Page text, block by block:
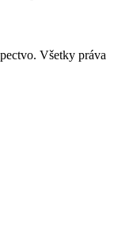
Všetky práva